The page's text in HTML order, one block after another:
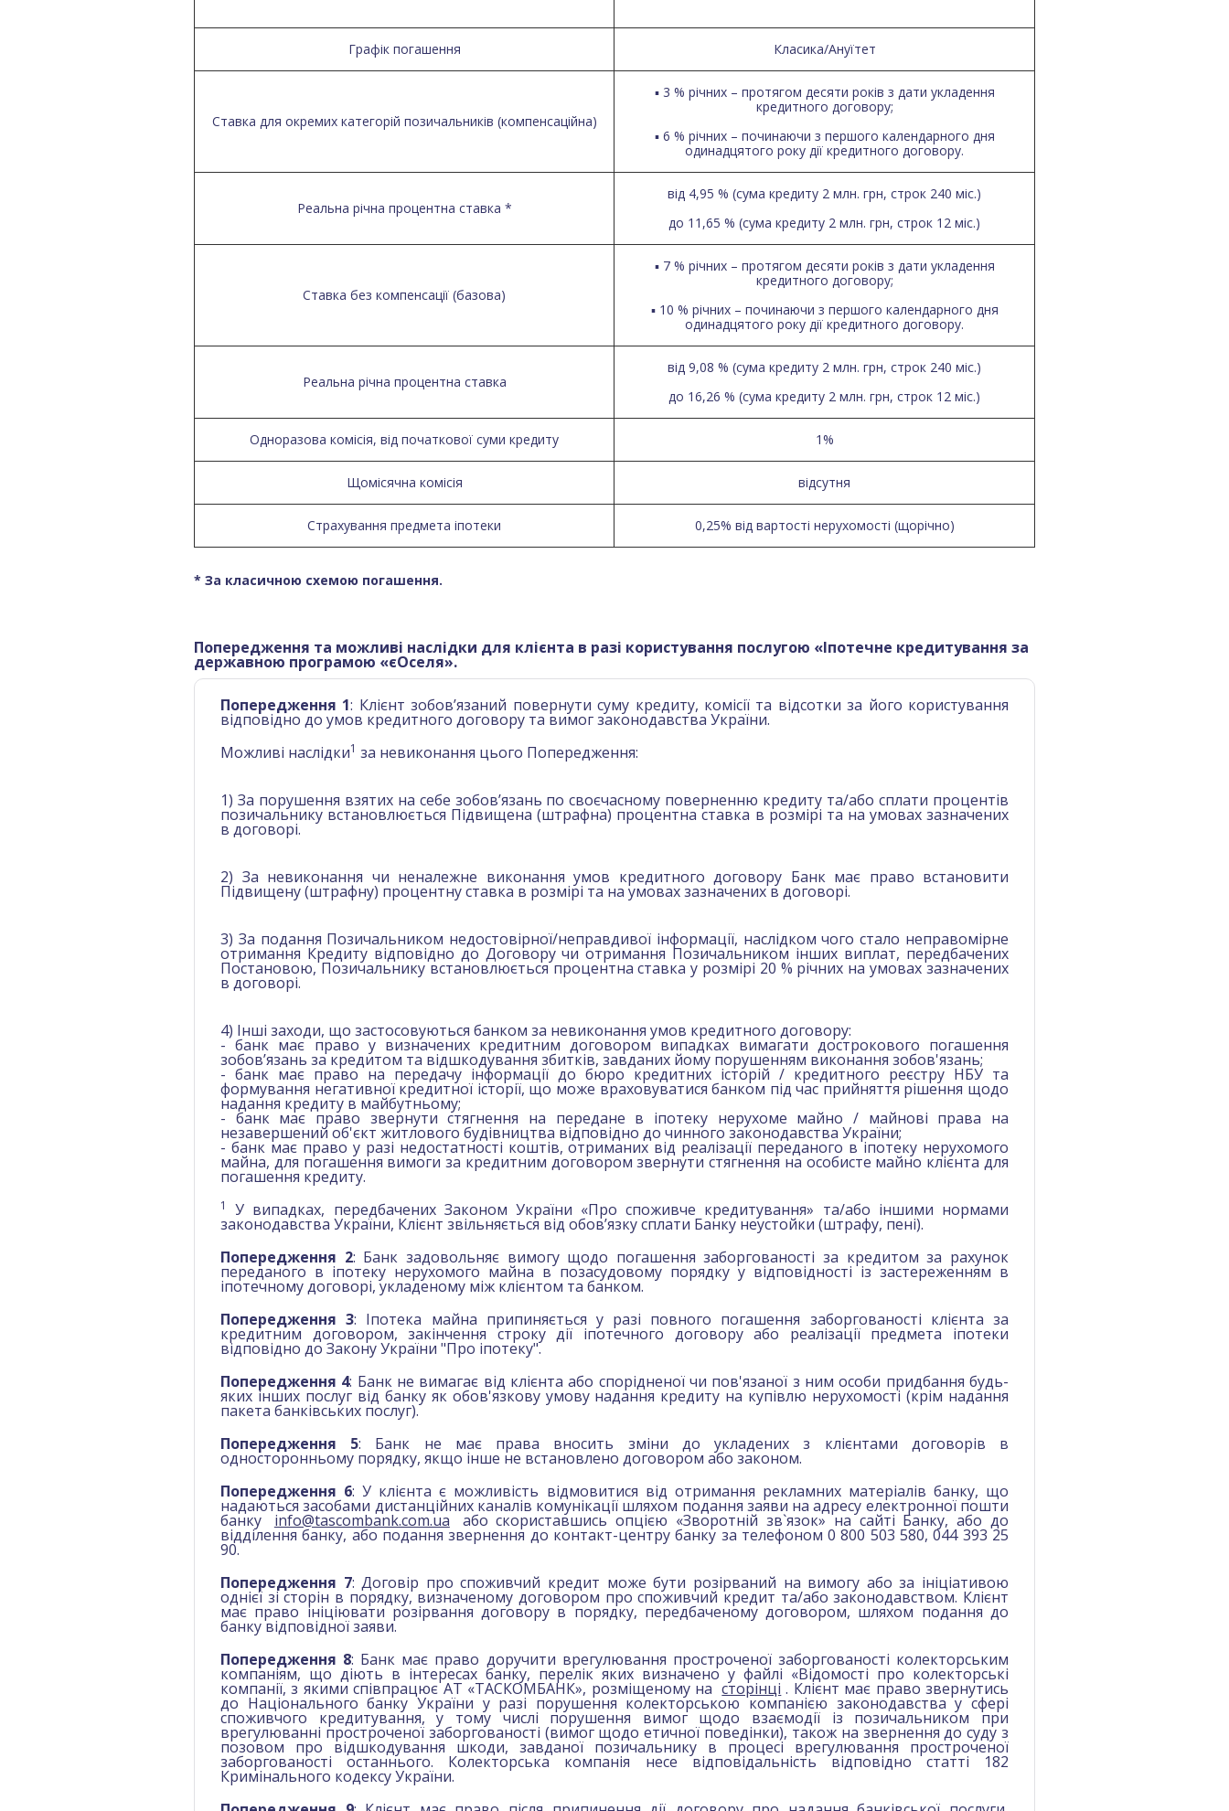
Графік погашення Класика/Ануїтет
Ставка для окремих категорій позичальників (компенсаційна)
▪ 3 % річних – протягом десяти років з дати укладення
кредитного договору;
▪ 6 % річних – починаючи з першого календарного дня
одинадцятого року дії кредитного договору.
Реальна річна процентна ставка *
від 4,95 % (сума кредиту 2 млн. грн, строк 240 міс.)
до 11,65 % (сума кредиту 2 млн. грн, строк 12 міс.)
Ставка без компенсації (базова)
▪ 7 % річних – протягом десяти років з дати укладення
кредитного договору;
▪ 10 % річних – починаючи з першого календарного дня
одинадцятого року дії кредитного договору.
Реальна річна процентна ставка
від 9,08 % (сума кредиту 2 млн. грн, строк 240 міс.)
до 16,26 % (сума кредиту 2 млн. грн, строк 12 міс.)
Одноразова комісія, від початкової суми кредиту 1%
Щомісячна комісія відсутня
Страхування предмета іпотеки 0,25% від вартості нерухомості (щорічно)
* За класичною схемою погашення.
Попередження та можливі наслідки для клієнта в разі користування послугою «Іпотечне кредитування за
державною програмою «єОселя».
Попередження 1: Клієнт зобов’язаний повернути суму кредиту, комісії та відсотки за його користування
відповідно до умов кредитного договору та вимог законодавства України.
Можливі наслідки1 за невиконання цього Попередження:
1) За порушення взятих на себе зобов’язань по своєчасному поверненню кредиту та/або сплати процентів
позичальнику встановлюється Підвищена (штрафна) процентна ставка в розмірі та на умовах зазначених
в договорі.
2) За невиконання чи неналежне виконання умов кредитного договору Банк має право встановити
Підвищену (штрафну) процентну ставка в розмірі та на умовах зазначених в договорі.
3) За подання Позичальником недостовірної/неправдивої інформації, наслідком чого стало неправомірне
отримання Кредиту відповідно до Договору чи отримання Позичальником інших виплат, передбачених
Постановою, Позичальнику встановлюється процентна ставка у розмірі 20 % річних на умовах зазначених
в договорі.
4) Інші заходи, що застосовуються банком за невиконання умов кредитного договору:
- банк має право у визначених кредитним договором випадках вимагати дострокового погашення
зобов’язань за кредитом та відшкодування збитків, завданих йому порушенням виконання зобов'язань;
- банк має право на передачу інформації до бюро кредитних історій / кредитного реєстру НБУ та
формування негативної кредитної історії, що може враховуватися банком під час прийняття рішення щодо
надання кредиту в майбутньому;
- банк має право звернути стягнення на передане в іпотеку нерухоме майно / майнові права на
незавершений об'єкт житлового будівництва відповідно до чинного законодавства України;
- банк має право у разі недостатності коштів, отриманих від реалізації переданого в іпотеку нерухомого
майна, для погашення вимоги за кредитним договором звернути стягнення на особисте майно клієнта для
погашення кредиту.
1 У випадках, передбачених Законом України «Про споживче кредитування» та/або іншими нормами
законодавства України, Клієнт звільняється від обов’язку сплати Банку неустойки (штрафу, пені).
Попередження 2: Банк задовольняє вимогу щодо погашення заборгованості за кредитом за рахунок
переданого в іпотеку нерухомого майна в позасудовому порядку у відповідності із застереженням в
іпотечному договорі, укладеному між клієнтом та банком.
Попередження 3: Іпотека майна припиняється у разі повного погашення заборгованості клієнта за
кредитним договором, закінчення строку дії іпотечного договору або реалізації предмета іпотеки
відповідно до Закону України "Про іпотеку".
Попередження 4: Банк не вимагає від клієнта або спорідненої чи пов'язаної з ним особи придбання будь-
яких інших послуг від банку як обов'язкову умову надання кредиту на купівлю нерухомості (крім надання
пакета банківських послуг).
Попередження 5: Банк не має права вносить зміни до укладених з клієнтами договорів в
односторонньому порядку, якщо інше не встановлено договором або законом.
Попередження 6: У клієнта є можливість відмовитися від отримання рекламних матеріалів банку, що
надаються засобами дистанційних каналів комунікації шляхом подання заяви на адресу електронної пошти
банку info@tascombank.com.ua або скориставшись опцією «Зворотній зв`язок» на сайті Банку, або до
відділення банку, або подання звернення до контакт-центру банку за телефоном 0 800 503 580, 044 393 25
90.
Попередження 7: Договір про споживчий кредит може бути розірваний на вимогу або за ініціативою
однієї зі сторін в порядку, визначеному договором про споживчий кредит та/або законодавством. Клієнт
має право ініціювати розірвання договору в порядку, передбаченому договором, шляхом подання до
банку відповідної заяви.
Попередження 8: Банк має право доручити врегулювання простроченої заборгованості колекторським
компаніям, що діють в інтересах банку, перелік яких визначено у файлі «Відомості про колекторські
компанії, з якими співпрацює АТ «ТАСКОМБАНК», розміщеному на сторінці . Клієнт має право звернутись
до Національного банку України у разі порушення колекторською компанією законодавства у сфері
споживчого кредитування, у тому числі порушення вимог щодо взаємодії із позичальником при
врегулюванні простроченої заборгованості (вимог щодо етичної поведінки), також на звернення до суду з
позовом про відшкодування шкоди, завданої позичальнику в процесі врегулювання простроченої
заборгованості останнього. Колекторська компанія несе відповідальність відповідно статті 182
Кримінального кодексу України.